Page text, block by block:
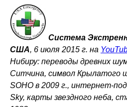
Система
США, 6 июля 2015 г. на
Нибиру: переводы древних
Ситчина, символ Крылатого
SOHO в 2009 г., интернет-
Sky, карты звездного неба,